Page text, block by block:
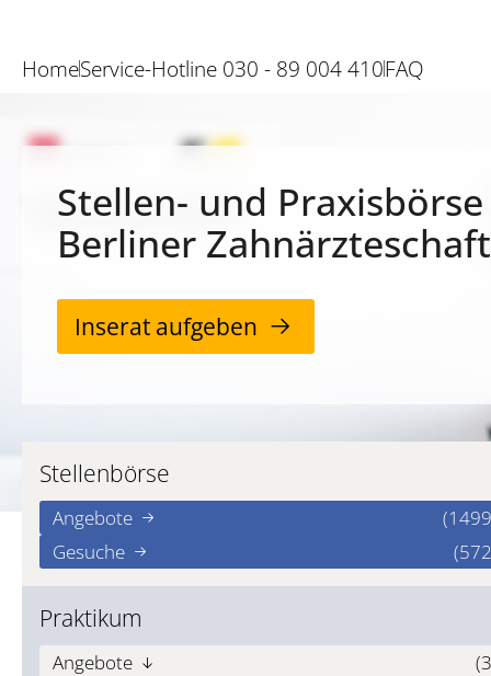
HomeService-Hotline 030 - 89 004 410FAQ
Stellen- und
Berliner Zahnärzteschaft
Inserat aufgeben
Stellenbörse
Angebote
Gesuche
Praktikum
Angebote